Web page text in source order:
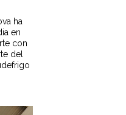
ha
en
con
del